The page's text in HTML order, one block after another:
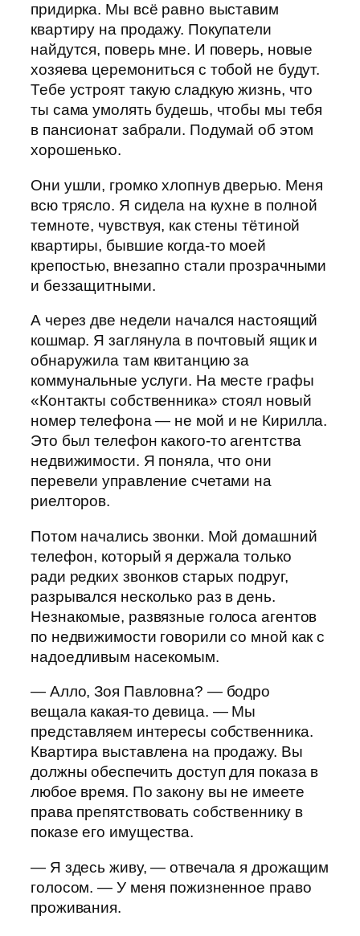
придирка. Мы всё равно выставим
квартиру на продажу. Покупатели
найдутся, поверь мне. И поверь, новые
хозяева церемониться с тобой не будут.
Тебе устроят такую сладкую жизнь, что
ты сама умолять будешь, чтобы мы тебя
в пансионат забрали. Подумай об этом
хорошенько.
Они ушли, громко хлопнув дверью. Меня
всю трясло. Я сидела на кухне в полной
темноте, чувствуя, как стены тётиной
квартиры, бывшие когда-то моей
крепостью, внезапно стали прозрачными
и беззащитными.
А через две недели начался настоящий
кошмар. Я заглянула в почтовый ящик и
обнаружила там квитанцию за
коммунальные услуги. На месте графы
«Контакты собственника» стоял новый
номер телефона — не мой и не Кирилла.
Это был телефон какого-то агентства
недвижимости. Я поняла, что они
перевели управление счетами на
риелторов.
Потом начались звонки. Мой домашний
телефон, который я держала только
ради редких звонков старых подруг,
разрывался несколько раз в день.
Незнакомые, развязные голоса агентов
по недвижимости говорили со мной как с
надоедливым насекомым.
— Алло, Зоя Павловна? — бодро
вещала какая-то девица. — Мы
представляем интересы собственника.
Квартира выставлена на продажу. Вы
должны обеспечить доступ для показа в
любое время. По закону вы не имеете
права препятствовать собственнику в
показе его имущества.
— Я здесь живу, — отвечала я дрожащим
голосом. — У меня пожизненное право
проживания.